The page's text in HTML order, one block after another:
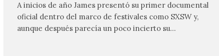
A inicios de año James presentó su primer documental
oficial dentro del marco de festivales como SXSW y,
aunque después parecía un poco incierto su…